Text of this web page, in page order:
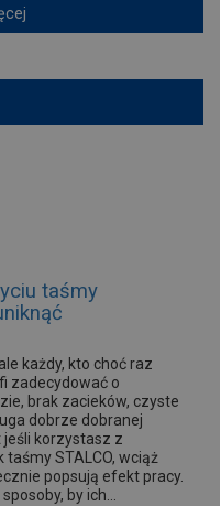
taśmy
każdy, kto choć raz
zadecydować o
brak zacieków, czyste
dobrze dobranej
korzystasz z
STALCO, wciąż
popsują efekt pracy.
by ich...